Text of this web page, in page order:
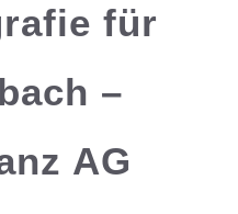
für
–
AG